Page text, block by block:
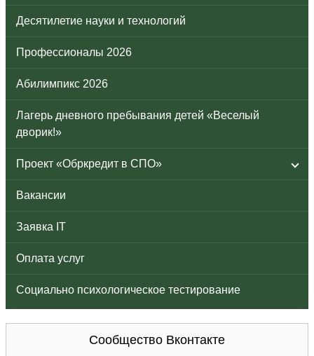
Десятилетие науки и технологий
Профессионалы 2026
Абилимпикс 2026
Лагерь дневного пребывания детей «Веселый
дворик!»
Проект «Обркредит в СПО»
Вакансии
Заявка IT
Оплата услуг
Социально психологическое тестирование
Сообщество Вконтакте